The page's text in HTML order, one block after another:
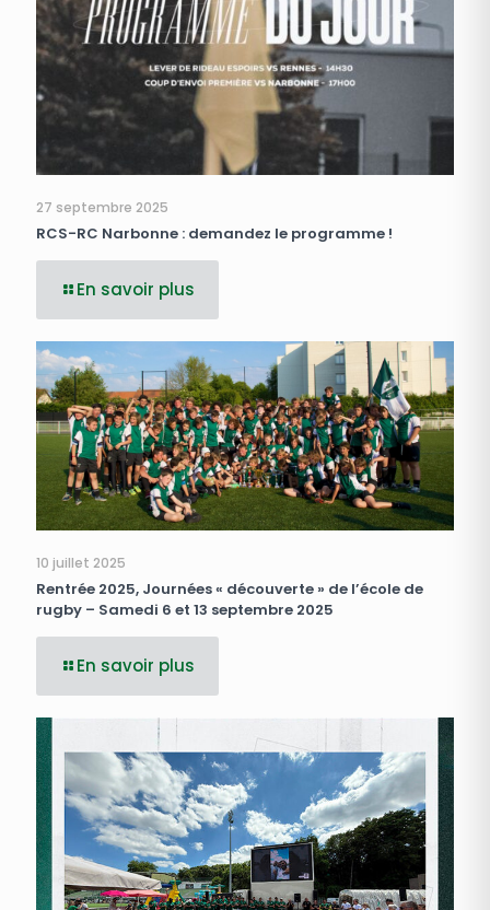
27 septembre 2025
RCS-RC Narbonne : demandez le programme !
En savoir plus
10 juillet 2025
Rentrée 2025, Journées « découverte » de l’école de
rugby – Samedi 6 et 13 septembre 2025
En savoir plus